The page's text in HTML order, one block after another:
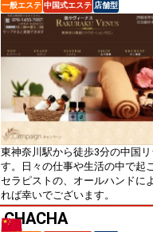
一般エステ 中国式エステ 店舗型
東神奈川駅から徒歩3分の中国
す。日々の仕事や生活の中で起
セラピストの、オールハンドに
れば幸いでございます。
CHACHA